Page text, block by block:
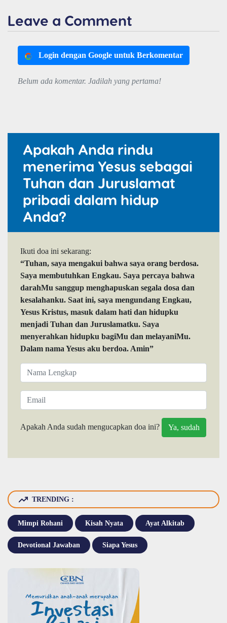
Leave a Comment
Login dengan Google untuk Berkomentar
Belum ada komentar. Jadilah yang pertama!
Apakah Anda rindu
menerima Yesus sebagai
Tuhan dan Juruslamat
pribadi dalam hidup
Anda?
Ikuti doa ini sekarang:
“Tuhan, saya mengakui bahwa saya orang berdosa.
Saya membutuhkan Engkau. Saya percaya bahwa
darahMu sanggup menghapuskan segala dosa dan
kesalahanku. Saat ini, saya mengundang Engkau,
Yesus Kristus, masuk dalam hati dan hidupku
menjadi Tuhan dan Juruslamatku. Saya
menyerahkan hidupku bagiMu dan melayaniMu.
Dalam nama Yesus aku berdoa. Amin”
Apakah Anda sudah mengucapkan doa ini?
TRENDING :
Mimpi Rohani Kisah Nyata Ayat Alkitab
Devotional Jawaban Siapa Yesus